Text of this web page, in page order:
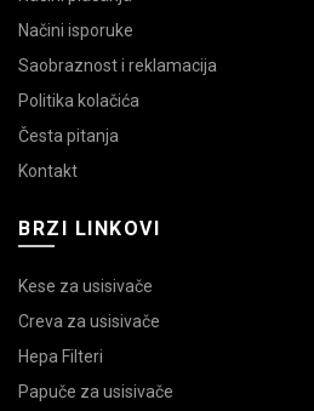
Načini isporuke
Saobraznost i reklamacija
Politika kolačića
Česta pitanja
Kontakt
BRZI LINKOVI
Kese za usisivače
Creva za usisivače
Hepa Filteri
Papuče za usisivače